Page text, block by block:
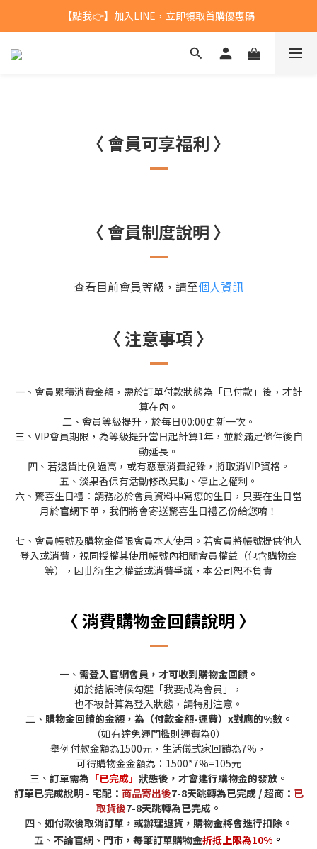
台灣$1200 免運 / 港澳 $5000 免運
【點我👉】加入LINE，立即領取首購優惠碼
【點我👉】加入淡果香小公寓🍎 享每月獨家優惠
〈 會員可享福利 〉
〈 會員制度說明 〉
查看目前會員等級，請至個人資訊
〈 注意事項 〉
一、會員累積消費金額，需於訂單付款狀態為「已付款」後，才計
算在內。
二、會員等級提升，於每日00:00更新一次。
三、VIP會員期限，為等級提升當日起計算1年，並於滿足條件後自
動延長。
四、若退貨比例過高，或有惡意消費紀錄，將取消VIP資格。
五、淡果香保有活動修改異動、停止之權利。
六、驚喜生日禮：請務必於會員資料中寫您的生日，只要在生日當
月於官網下單，我們將會寄送驚喜生日禮乙份給您唷！
七、會員帳號及購物金僅限會員本人使用。若會員將帳號提供他人
登入或消費，視同授權其使用帳號內相關會員權益（包含購物金
等），因此衍生之權益或消費爭議，本公司恕不負責
〈 消費購物金回饋說明 〉
一、 需登入官網會員，才可收到購物金回饋。
如於結帳時候勾選「我要成為會員」，
也不被計算為登入狀態，請特別注意。
二、 購物金回饋的金額，為（付款金額-運費）x對應的%數。
（如有達免運門檻則運費為0）
舉例付款金額為1500元，生活儀式家回饋為7%，
可得購物金金額為：1500*7%=105元
三、 訂單需為 「已完成」 狀態後，才會進行購物金的發放。
訂單已完成說明 - 宅配： 商品寄出後7-8天跳轉為已完成 / 超商： 已
取貨後7-8天跳轉為已完成。
四、 如付款後取消訂單，或辦理退貨，購物金將會進行扣除。
五、 不論官網、門市，每筆訂單購物金折抵上限為10%。